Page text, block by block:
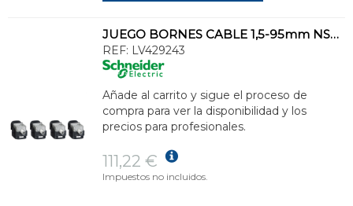
JUEGO BORNES CABLE 1,5-95mm NSX100-250 (4u)
REF: LV429243
Añade al carrito y sigue el proceso de
compra para ver la disponibilidad y los
precios para profesionales.
111,22 €
Impuestos no incluidos.